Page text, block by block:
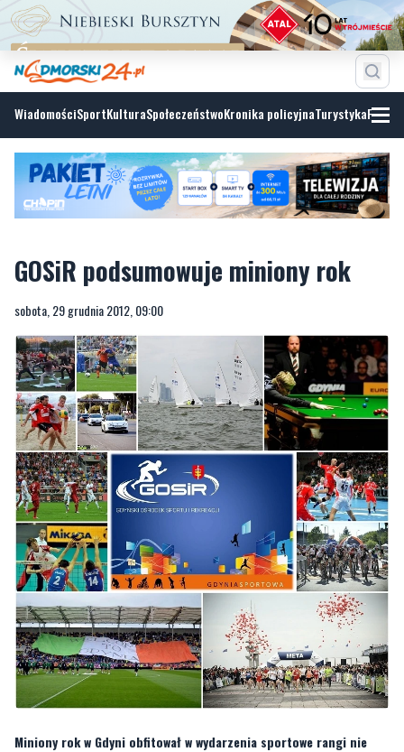
WiadomościSportKulturaSpołeczeństwoKronika policyjnaTurystyka
GOSiR podsumowuje miniony rok
Miniony rok w Gdyni obfitował w wydarzenia sportowe rangi nie
tylko krajowej, ale również europejskiej i światowej.
Europy Stadion Miejski był bazą treningową reprezentacji Irlandii, na którym